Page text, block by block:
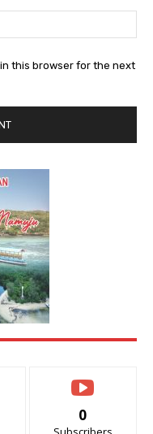
this browser for the next
0